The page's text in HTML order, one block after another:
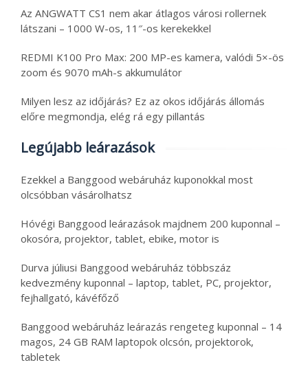
Az ANGWATT CS1 nem akar átlagos városi rollernek
látszani – 1000 W-os, 11″-os kerekekkel
REDMI K100 Pro Max: 200 MP-es kamera, valódi 5×-ös
zoom és 9070 mAh-s akkumulátor
Milyen lesz az időjárás? Ez az okos időjárás állomás
előre megmondja, elég rá egy pillantás
Legújabb leárazások
Ezekkel a Banggood webáruház kuponokkal most
olcsóbban vásárolhatsz
Hóvégi Banggood leárazások majdnem 200 kuponnal –
okosóra, projektor, tablet, ebike, motor is
Durva júliusi Banggood webáruház többszáz
kedvezmény kuponnal – laptop, tablet, PC, projektor,
fejhallgató, kávéfőző
Banggood webáruház leárazás rengeteg kuponnal – 14
magos, 24 GB RAM laptopok olcsón, projektorok,
tabletek